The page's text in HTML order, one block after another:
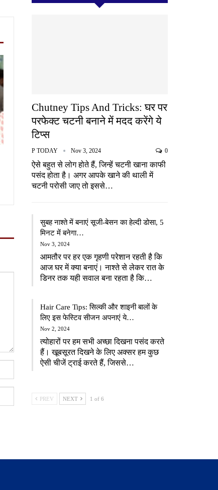
Chutney Tips And Tricks: घर पर
परफेक्ट चटनी बनाने में मदद करेंगे ये
टिप्स
P TODAY Nov 3, 2024 0
ऐसे बहुत से लोग होते हैं, जिन्हें चटनी खाना काफी
पसंद होता है। अगर आपके खाने की थाली में
चटनी परोसी जाए तो इससे…
सुबह नाश्ते में बनाएं सूजी-बेसन का हेल्दी डोसा, 5
मिनट में बनेगा…
Nov 3, 2024
आमतौर पर हर एक गृहणी परेशान रहती है कि
आज घर में क्या बनाएं। नाश्ते से लेकर रात के
डिनर तक यही सवाल बना रहता है कि…
Hair Care Tips: सिल्की और शाइनी बालों के
लिए इस फेस्टिव सीजन अपनाएं ये…
Nov 2, 2024
त्योहारों पर हम सभी अच्छा दिखना पसंद करते
हैं। खूबसूरत दिखने के लिए अक्सर हम कुछ
ऐसी चीजें ट्राई करते हैं, जिससे…
PREV NEXT 1 of 6